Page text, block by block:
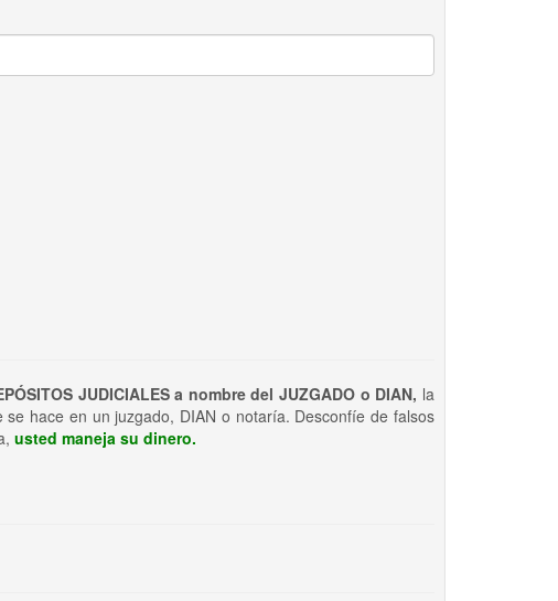
JUDICIALES a nombre del JUZGADO o DIAN, la
hace en un juzgado, DIAN o notaría. Desconfíe de falsos
usted maneja su dinero.